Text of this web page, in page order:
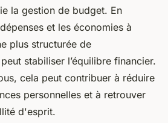
la gestion de budget. En
et les économies à
plus structurée de
stabiliser l’équilibre financier.
cela peut contribuer à réduire
personnelles et à retrouver
d'esprit.